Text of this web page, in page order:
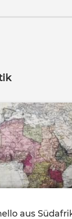
der Lampe drei
und Ansehen
der
Doch Dschafar
auf die
und ein Kampf um
ihre Wünsche
aus